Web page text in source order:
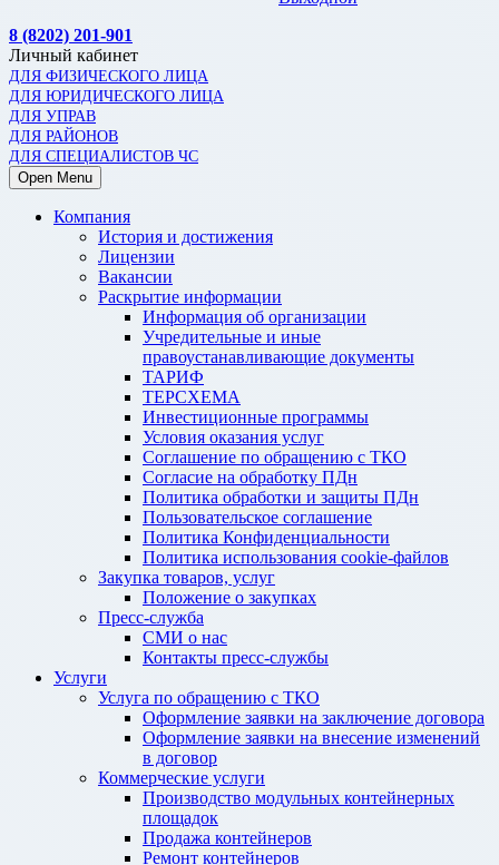
8 (8202) 201-901
Личный кабинет
ДЛЯ ФИЗИЧЕСКОГО ЛИЦА
ДЛЯ ЮРИДИЧЕСКОГО ЛИЦА
ДЛЯ УПРАВ
ДЛЯ РАЙОНОВ
ДЛЯ СПЕЦИАЛИСТОВ ЧС
Open Menu
Компания
История и достижения
Лицензии
Вакансии
Раскрытие информации
Информация об организации
Учредительные и иные
правоустанавливающие документы
ТАРИФ
ТЕРСХЕМА
Инвестиционные программы
Условия оказания услуг
Соглашение по обращению с ТКО
Согласие на обработку ПДн
Политика обработки и защиты ПДн
Пользовательское соглашение
Политика Конфиденциальности
Политика использования cookie-файлов
Закупка товаров, услуг
Положение о закупках
Пресс-служба
СМИ о нас
Контакты пресс-службы
Услуги
Услуга по обращению с ТКО
Оформление заявки на заключение договора
Оформление заявки на внесение изменений
в договор
Коммерческие услуги
Производство модульных контейнерных
площадок
Продажа контейнеров
Ремонт контейнеров